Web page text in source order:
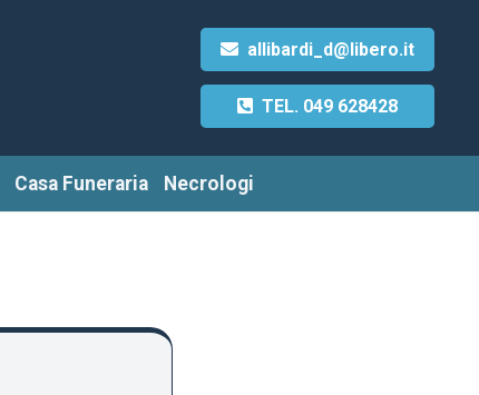
allibardi_d@libero.it
TEL. 049 628428
Casa Funeraria Necrologi